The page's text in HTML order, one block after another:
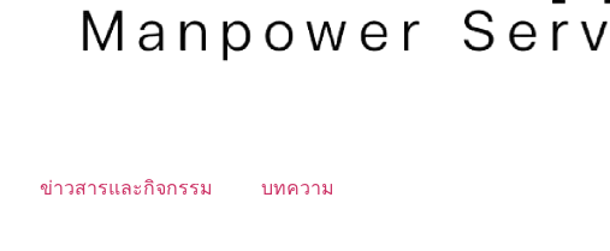
ข่าวสารและกิจกรรม
บทความ